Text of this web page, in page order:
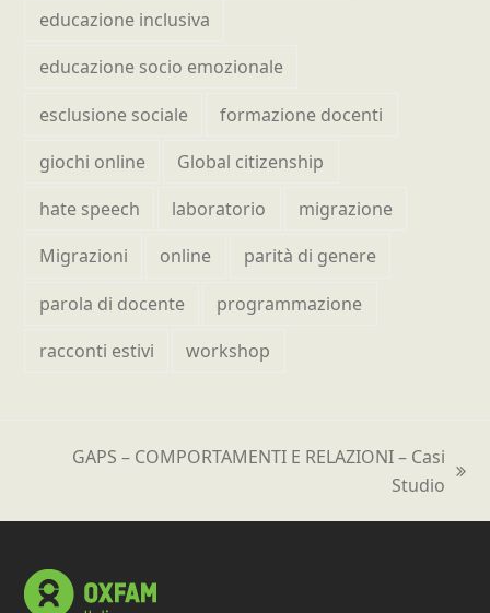
educazione inclusiva
educazione socio emozionale
esclusione sociale
formazione docenti
giochi online
Global citizenship
hate speech
laboratorio
migrazione
Migrazioni
online
parità di genere
parola di docente
programmazione
racconti estivi
workshop
GAPS – COMPORTAMENTI E RELAZIONI – Casi
Studio